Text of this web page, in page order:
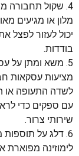
4. שקול תחבורה
מלון או מגיעים
יכול לעזור לפצל
בודדות.
5. משא ומתן על
מציעות עסקאות
לשדה התעופה או
עם ספקים כדי
שירותי צרור.
6. דלג על
לימוזינה מפוארת